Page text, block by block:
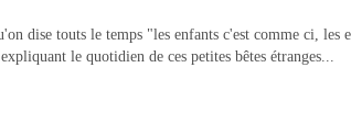
dise touts le temps "les enfants c'est comme ci,
le quotidien de ces petites bêtes étranges...